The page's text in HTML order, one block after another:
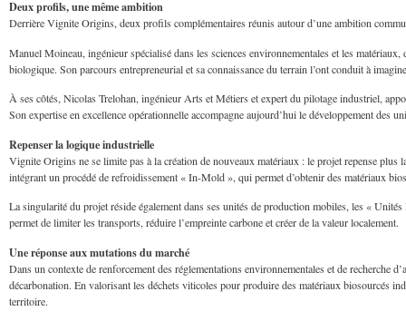
Deux profils, une même ambition
Derrière Vignite Origins, deux profils complémentaires réunis autour d’une ambition
Manuel Moineau, ingénieur spécialisé dans les sciences environnementales et les
biologique. Son parcours entrepreneurial et sa connaissance du terrain l’ont conduit à
À ses côtés, Nicolas Trelohan, ingénieur Arts et Métiers et expert du pilotage industriel,
Son expertise en excellence opérationnelle accompagne aujourd’hui le développement des
Repenser la logique industrielle
Vignite Origins ne se limite pas à la création de nouveaux matériaux : le projet repense
intégrant un procédé de refroidissement « In-Mold », qui permet d’obtenir des matériaux
La singularité du projet réside également dans ses unités de production mobiles, les «
permet de limiter les transports, réduire l’empreinte carbone et créer de la valeur localement.
Une réponse aux mutations du marché
Dans un contexte de renforcement des réglementations environnementales et de recherche
décarbonation. En valorisant les déchets viticoles pour produire des matériaux biosourcés
territoire.